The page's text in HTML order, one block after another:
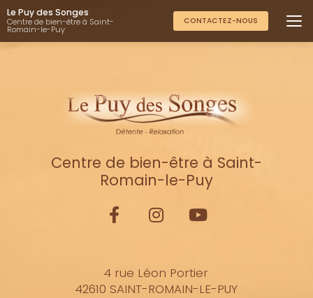
Aller
au
contenu
principal
Le Puy des Songes
Centre de bien-être à Saint-
Romain-le-Puy
CONTACTEZ-NOUS
Centre de bien-être à Saint-
Romain-le-Puy
4 rue Léon Portier
42610 SAINT-ROMAIN-LE-PUY